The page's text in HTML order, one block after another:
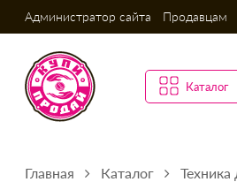
Администратор сайта Продавцам
Каталог
Главная Каталог Техника